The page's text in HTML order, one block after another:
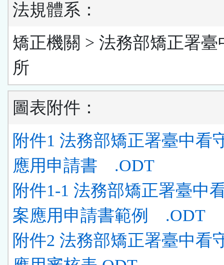
法規體系：
矯正機關 > 法務部矯正署臺
所
圖表附件：
附件1 法務部矯正署臺中看
應用申請書 .ODT
附件1-1 法務部矯正署臺中
案應用申請書範例 .ODT
附件2 法務部矯正署臺中看